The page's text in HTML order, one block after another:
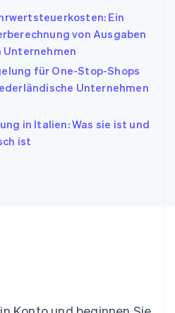
Ein
von Ausgaben
Unternehmen
für One-Stop-Shops
Unternehmen
in Italien: Was sie ist und
ist